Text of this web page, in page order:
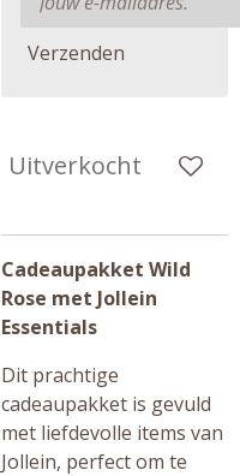
Verzenden
Uitverkocht
Cadeaupakket Wild
Rose met Jollein
Essentials
Dit prachtige
cadeaupakket is gevuld
met liefdevolle items van
Jollein, perfect om te